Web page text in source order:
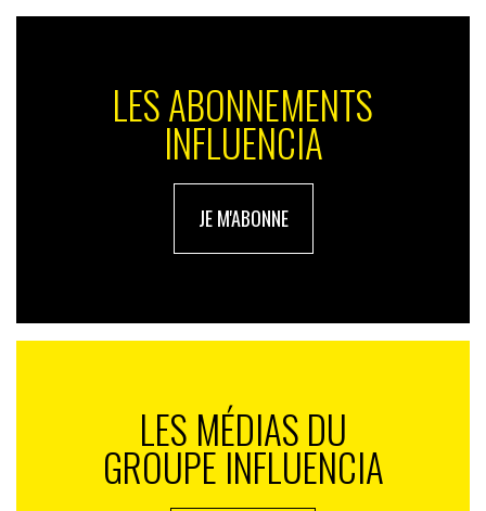
LES ABONNEMENTS
INFLUENCIA
JE M'ABONNE
LES MÉDIAS DU
GROUPE INFLUENCIA